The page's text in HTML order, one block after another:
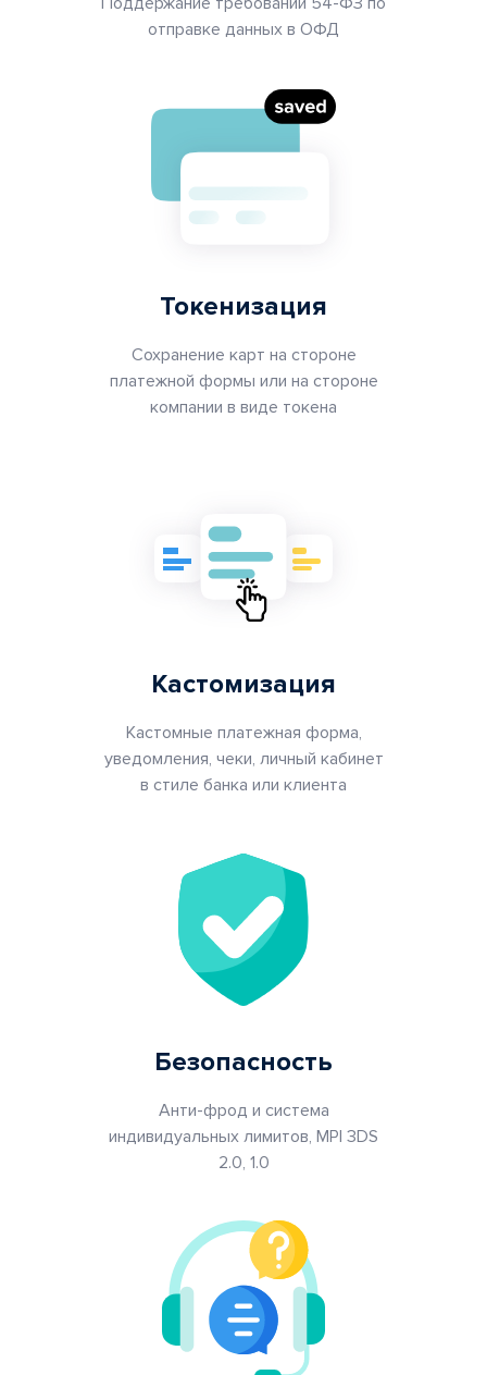
отправке данных в ОФД
Токенизация
Cохранение карт на стороне
платежной формы или на стороне
компании в виде токена
Кастомизация
Кастомные платежная форма,
уведомления, чеки, личный кабинет
в стиле банка или клиента
Безопасность
Анти-фрод и система
индивидуальных лимитов, MPI 3DS
2.0, 1.0